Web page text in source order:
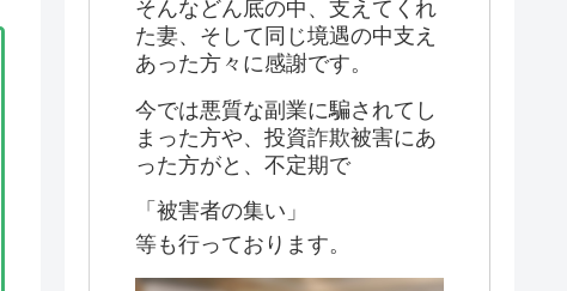
そんなどん底の中、支えてくれ
た妻、そして同じ境遇の中支え
あった方々に感謝です。
今では悪質な副業に騙されてし
まった方や、投資詐欺被害にあ
った方がと、不定期で
「被害者の集い」
等も行っております。